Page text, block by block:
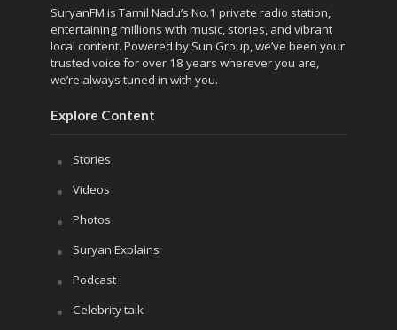
SuryanFM is Tamil Nadu’s No.1 private radio station,
entertaining millions with music, stories, and vibrant
local content. Powered by Sun Group, we’ve been your
trusted voice for over 18 years wherever you are,
we’re always tuned in with you.
Explore Content
Stories
Videos
Photos
Suryan Explains
Podcast
Celebrity talk